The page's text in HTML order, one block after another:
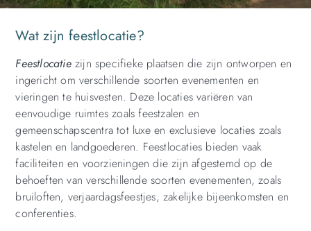
Wat zijn feestlocatie?
Feestlocatiezijn specifieke plaatsen die zijn ontworpen en
ingericht om verschillende soorten evenementen en
vieringen te huisvesten. Deze locaties variëren van
eenvoudige ruimtes zoals feestzalen en
gemeenschapscentra tot luxe en exclusieve locaties zoals
kastelen en landgoederen. Feestlocaties bieden vaak
faciliteiten en voorzieningen die zijn afgestemd op de
behoeften van verschillende soorten evenementen, zoals
bruiloften, verjaardagsfeestjes, zakelijke bijeenkomsten en
conferenties.